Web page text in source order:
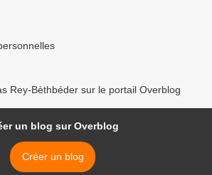
Rey-Bèthbéder sur le portail Overblog
un blog sur Overblog
Créer un blog